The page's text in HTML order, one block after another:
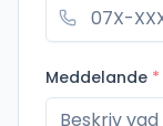
Meddelande *